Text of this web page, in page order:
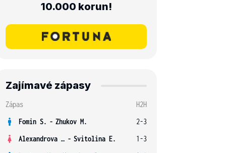
10.000 korun!
Zajímavé zápasy
Zápas
H2H
Fomin S. - Zhukov M.
2-3
Alexandrova E. - Svitolina E.
1-3